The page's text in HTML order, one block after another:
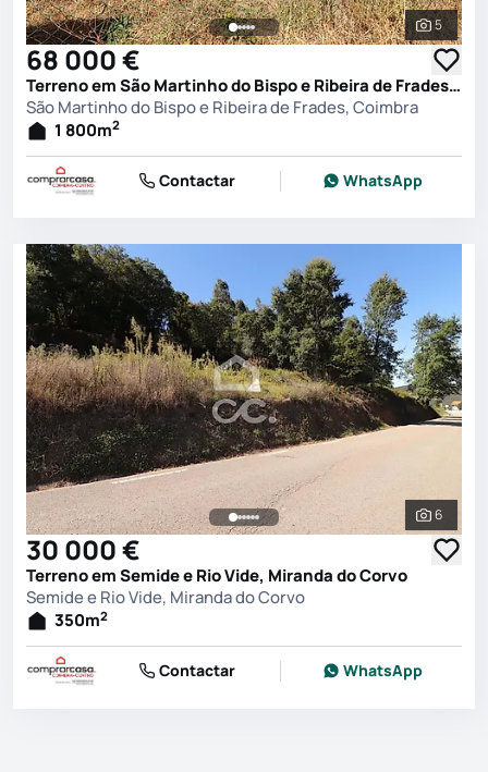
Ver
5
68 000 €
Terreno em São Martinho do Bispo e Ribeira de Frades, Coimbra
São Martinho do Bispo e Ribeira de Frades, Coimbra
1 800m2
Contactar WhatsApp
Ver
6
30 000 €
Terreno em Semide e Rio Vide, Miranda do Corvo
Semide e Rio Vide, Miranda do Corvo
350m2
Contactar WhatsApp